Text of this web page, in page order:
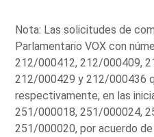
Nota: Las solicitudes de
Parlamentario VOX con
212/000412, 212/000409,
212/000429 y 212/000436
respectivamente, en las
251/000018, 251/000024,
251/000020, por acuerdo